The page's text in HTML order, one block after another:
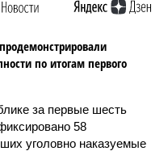
по итогам первого
за первые шесть
58
уголовно наказуемые